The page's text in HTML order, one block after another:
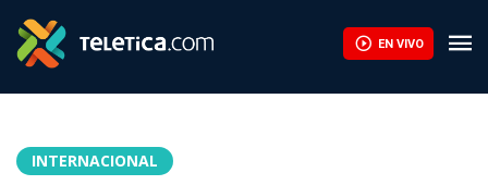
EN VIVO
INTERNACIONAL